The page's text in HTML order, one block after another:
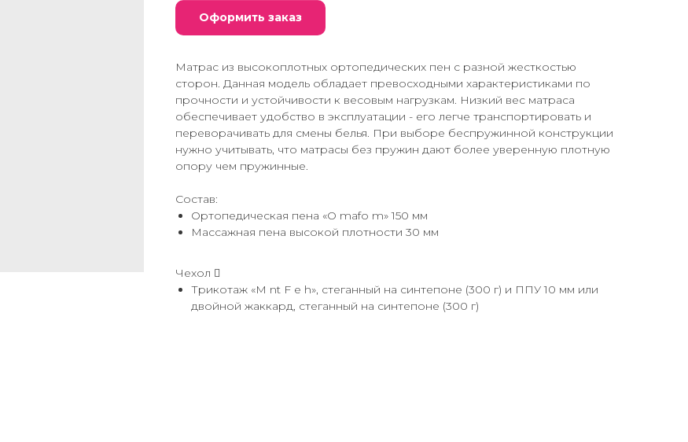
Оформить заказ
Матрас из высокоплотных ортопедических пен с разной жесткостью
сторон. Данная модель обладает превосходными характеристиками по
прочности и устойчивости к весовым нагрузкам. Низкий вес матраса
обеспечивает удобство в эксплуатации - его легче транспортировать и
переворачивать для смены белья. При выборе беспружинной конструкции
нужно учитывать, что матрасы без пружин дают более уверенную плотную
опору чем пружинные.
Состав:
Ортопедическая пена «O mafo m» 150 мм
Массажная пена высокой плотности 30 мм
Чехол 
Трикотаж «M nt F e h», стеганный на синтепоне (300 г) и ППУ 10 мм или
двойной жаккард, стеганный на синтепоне (300 г)